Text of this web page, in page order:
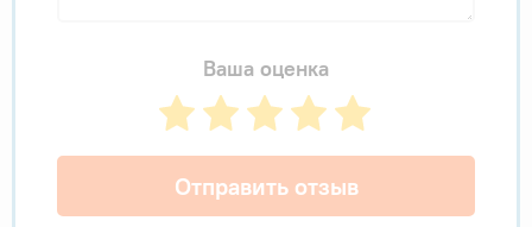
Ваша оценка
Отправить отзыв